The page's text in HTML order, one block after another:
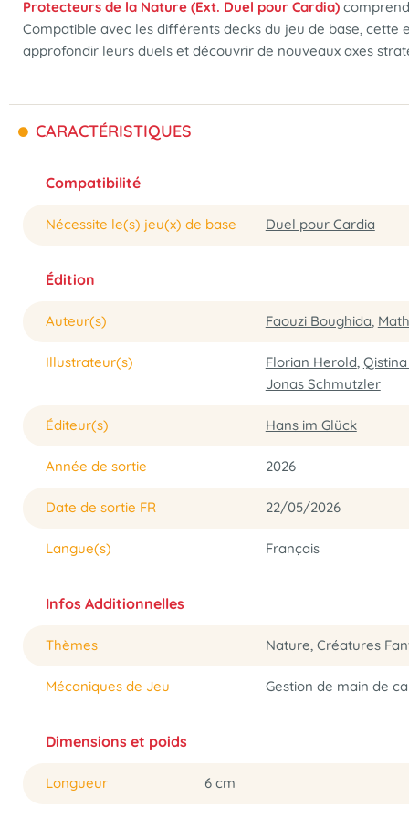
Protecteurs de la Nature (Ext. Duel pour Cardia)
Compatible avec les différents decks du jeu de base, cette
approfondir leurs duels et découvrir de nouveaux axes
CARACTÉRISTIQUES
Compatibilité
Nécessite le(s) jeu(x) de base Duel pour Cardia
Édition
Auteur(s) Faouzi Boughida,
Illustrateur(s) Florian Herold,
Jonas Schmutzler
Éditeur(s) Hans im Glück
Année de sortie 2026
Date de sortie FR 22/05/2026
Langue(s) Français
Infos Additionnelles
Thèmes Nature, Créatures
Mécaniques de Jeu Gestion de main de
Dimensions et poids
Longueur 6 cm